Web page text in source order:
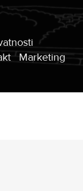
Marketing